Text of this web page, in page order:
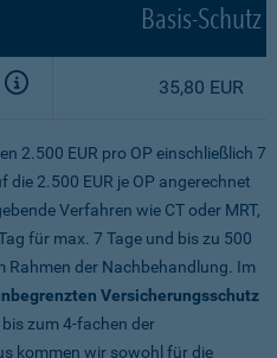
Basis-Schutz
35,80 EUR
2.500 EUR pro OP einschließlich 7
2.500 EUR je OP angerechnet
Verfahren wie CT oder MRT,
für max. 7 Tage und bis zu 500
Rahmen der Nachbehandlung. Im
Versicherungsschutz
zum 4-fachen der
kommen wir sowohl für die